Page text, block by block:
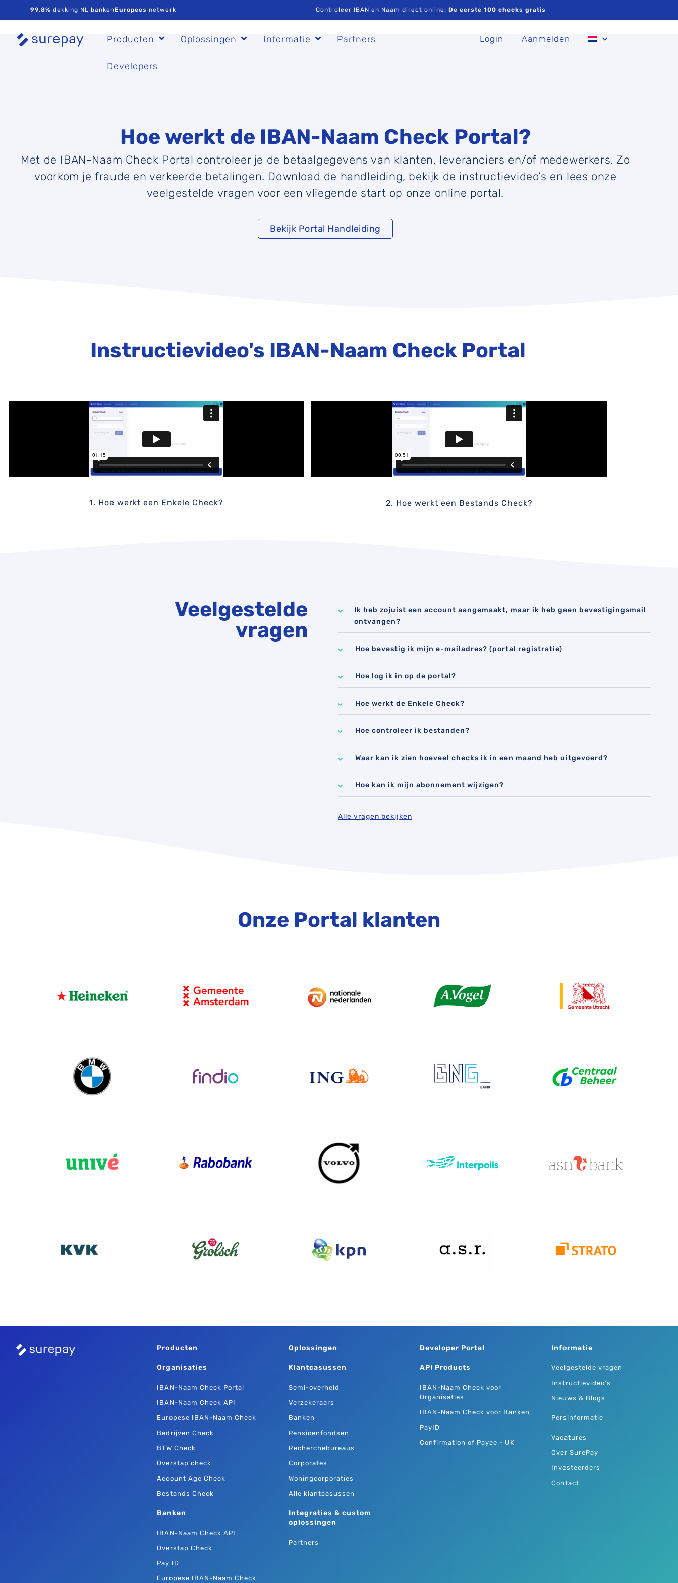
99.8% dekking NL bankenEuropees netwerk Controleer IBAN en Naam direct online: De eerste 100 checks gratis
Producten Oplossingen Informatie Partners
Developers
Login Aanmelden
Hoe werkt de IBAN-Naam Check Portal?
Met de IBAN-Naam Check Portal controleer je de betaalgegevens van klanten, leveranciers en/of medewerkers. Zo
voorkom je fraude en verkeerde betalingen. Download de handleiding, bekijk de instructievideo’s en lees onze
veelgestelde vragen voor een vliegende start op onze online portal.
Bekijk Portal Handleiding
Instructievideo's IBAN-Naam Check Portal
1. Hoe werkt een Enkele Check? 2. Hoe werkt een Bestands Check?
Veelgestelde
vragen
Ik heb zojuist een account aangemaakt, maar ik heb geen bevestigingsmail
ontvangen?
Hoe bevestig ik mijn e-mailadres? (portal registratie)
Hoe log ik in op de portal?
Hoe werkt de Enkele Check?
Hoe controleer ik bestanden?
Waar kan ik zien hoeveel checks ik in een maand heb uitgevoerd?
Hoe kan ik mijn abonnement wijzigen?
Alle vragen bekijken
Onze Portal klanten
Producten
Organisaties
IBAN-Naam Check Portal
IBAN-Naam Check API
Europese IBAN-Naam Check
Bedrijven Check
BTW Check
Overstap check
Account Age Check
Bestands Check
Banken
IBAN-Naam Check API
Overstap Check
Pay ID
Europese IBAN-Naam Check
Oplossingen
Klantcasussen
Semi-overheid
Verzekeraars
Banken
Pensioenfondsen
Recherchebureaus
Corporates
Woningcorporaties
Alle klantcasussen
Integraties & custom
oplossingen
Partners
Developer Portal
API Products
IBAN-Naam Check voor
Organisaties
IBAN-Naam Check voor Banken
PayID
Confirmation of Payee - UK
Informatie
Veelgestelde vragen
Instructievideo’s
Nieuws & Blogs
Persinformatie
Vacatures
Over SurePay
Investeerders
Contact